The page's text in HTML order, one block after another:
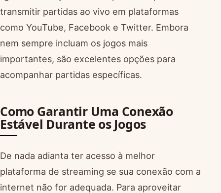
transmitir partidas ao vivo em plataformas
como YouTube, Facebook e Twitter. Embora
nem sempre incluam os jogos mais
importantes, são excelentes opções para
acompanhar partidas específicas.
Como Garantir Uma Conexão
Estável Durante os Jogos
De nada adianta ter acesso à melhor
plataforma de streaming se sua conexão com a
internet não for adequada. Para aproveitar